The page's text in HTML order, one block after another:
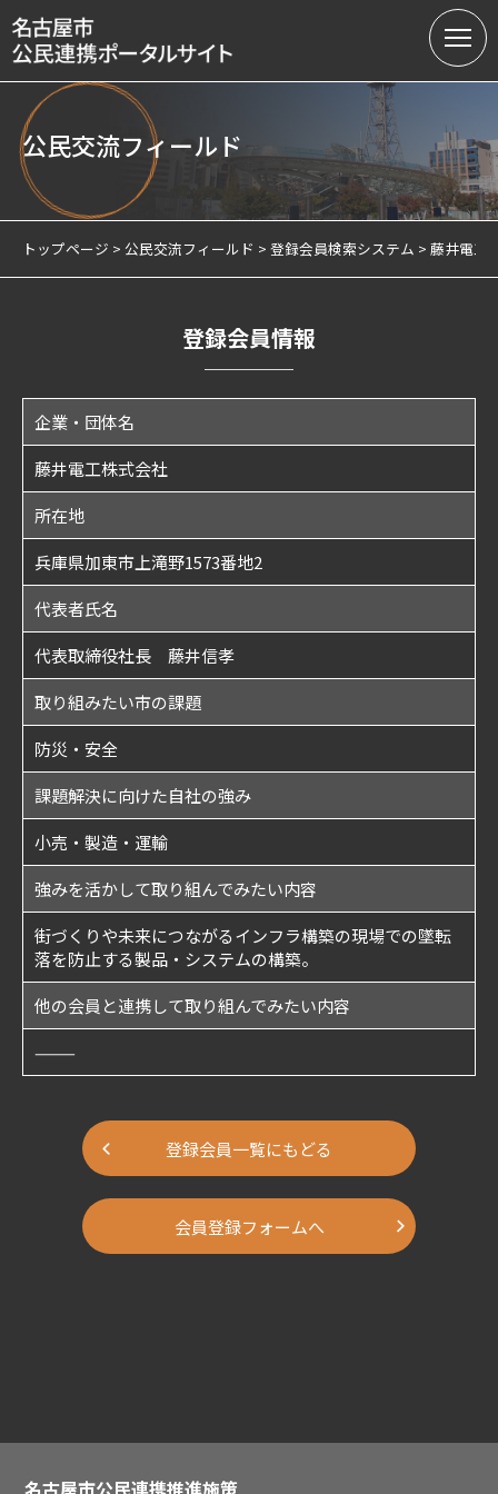
名古屋市の公民連携
提案募集中の課題（テーマ型）
提案受付（テーマ型・フリー型）
サテライトオフィスについて
公民交流フィールド
トップページ 公民交流フィールド 登録会員検索システム 藤井電工
登録会員情報
企業・団体名
藤井電工株式会社
所在地
兵庫県加東市上滝野1573番地2
代表者氏名
代表取締役社長 藤井信孝
取り組みたい市の課題
防災・安全
課題解決に向けた自社の強み
小売・製造・運輸
強みを活かして取り組んでみたい内容
街づくりや未来につながるインフラ構築の現場での墜転
落を防止する製品・システムの構築。
他の会員と連携して取り組んでみたい内容
———
登録会員一覧にもどる
会員登録フォームへ
名古屋市公民連携推進施策